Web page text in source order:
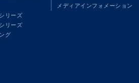
リーズ
リーズ
グ
メディアインフォメーション